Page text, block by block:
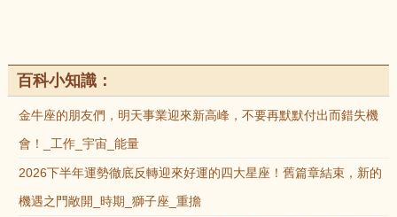
百科小知識：
金牛座的朋友們，明天事業迎來新高峰，不要再默默付出而錯失機
會！_工作_宇宙_能量
2026下半年運勢徹底反轉迎來好運的四大星座！舊篇章結束，新的
機遇之門敞開_時期_獅子座_重擔